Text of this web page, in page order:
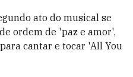
ato do musical se
ordem de 'paz e amor',
cantar e tocar 'All You